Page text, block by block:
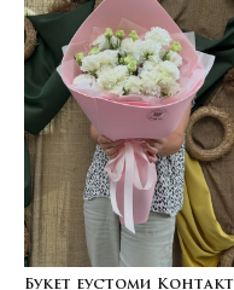
Букет еустоми Контакт